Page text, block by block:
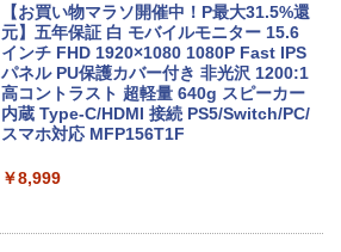
【期間限定破格金額！】新生活 新古品 W
in11搭載 パソコンノートパソコンoffice
付き 初心者向けノートPC 初期設定済 1
5.6型 インテル高速CPU ランダムで発送
メモリ4GB～ 高速SSD1TB 最大 フルHD
Webカメラ zoom 軽量薄型 無線 型番更
新で在庫処分
￥12,980
【お買い物マラソ開催中！P最大31.5%還
元】五年保証 白 モバイルモニター 15.6
インチ FHD 1920×1080 1080P Fast IPS
パネル PU保護カバー付き 非光沢 1200:1
高コントラスト 超軽量 640g スピーカー
内蔵 Type-C/HDMI 接続 PS5/Switch/PC/
スマホ対応 MFP156T1F
￥8,999